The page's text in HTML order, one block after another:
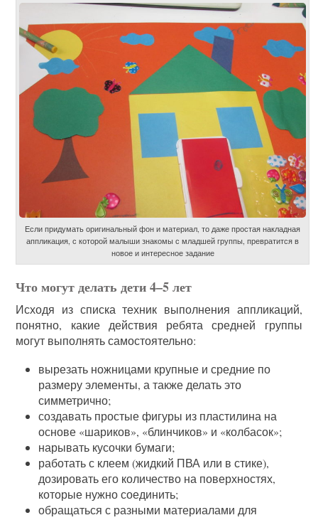
Если придумать оригинальный фон и материал, то даже простая накладная
аппликация, с которой малыши знакомы с младшей группы, превратится в
новое и интересное задание
Что могут делать дети 4–5 лет
Исходя из списка техник выполнения аппликаций,
понятно, какие действия ребята средней группы
могут выполнять самостоятельно:
вырезать ножницами крупные и средние по
размеру элементы, а также делать это
симметрично;
создавать простые фигуры из пластилина на
основе «шариков», «блинчиков» и «колбасок»;
нарывать кусочки бумаги;
работать с клеем (жидкий ПВА или в стике),
дозировать его количество на поверхностях,
которые нужно соединить;
обращаться с разными материалами для